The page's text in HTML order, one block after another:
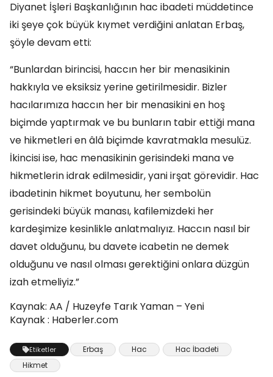
Diyanet İşleri Başkanlığının hac ibadeti müddetince
iki şeye çok büyük kıymet verdiğini anlatan Erbaş,
şöyle devam etti:
“Bunlardan birincisi, haccın her bir menasikinin
hakkıyla ve eksiksiz yerine getirilmesidir. Bizler
hacılarımıza haccın her bir menasikini en hoş
biçimde yaptırmak ve bu bunların tabir ettiği mana
ve hikmetleri en âlâ biçimde kavratmakla mesulüz.
İkincisi ise, hac menasikinin gerisindeki mana ve
hikmetlerin idrak edilmesidir, yani irşat görevidir. Hac
ibadetinin hikmet boyutunu, her sembolün
gerisindeki büyük manası, kafilemizdeki her
kardeşimize kesinlikle anlatmalıyız. Haccın nasıl bir
davet olduğunu, bu davete icabetin ne demek
olduğunu ve nasıl olması gerektiğini onlara düzgün
izah etmeliyiz.”
Kaynak: AA / Huzeyfe Tarık Yaman – Yeni
Kaynak : Haberler.com
Etiketler Erbaş Hac
Hac İbadeti
Hikmet